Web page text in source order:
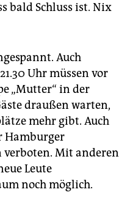
bald Schluss ist. Nix
Auch
Uhr müssen vor
„Mutter“ in der
draußen warten,
mehr gibt. Auch
Hamburger
verboten. Mit anderen
Leute
noch möglich.